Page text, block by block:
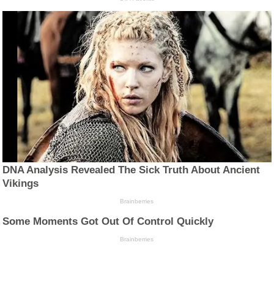
DNA Analysis Revealed The Sick Truth About Ancient
Vikings
Brainberries
Some Moments Got Out Of Control Quickly
Brainberries